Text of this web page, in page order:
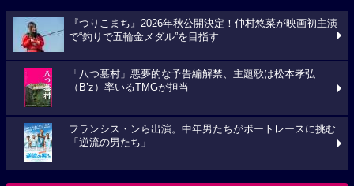
『つりこまち』2026年秋公開決定！仲村悠菜が映画初主演
で“釣りで五輪金メダル”を目指す
「八つ墓村」悪夢的な予告編解禁、主題歌は松本孝弘
（B’z）率いるTMGが担当
フランシス・ンら出演。中年男たちがボートレースに挑む
「逆流の男たち」